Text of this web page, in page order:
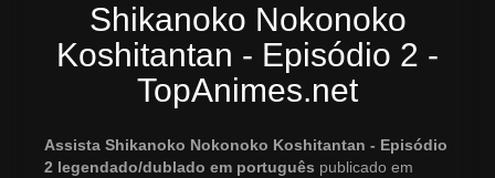
Shikanoko Nokonoko
Koshitantan - Episódio 2 -
TopAnimes.net
Assista Shikanoko Nokonoko Koshitantan - Episódio
2 legendado/dublado em português publicado em